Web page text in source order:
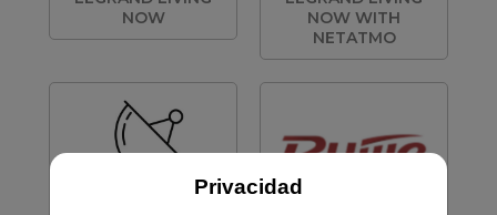
Privacidad
NOW
NOW WITH
NETATMO